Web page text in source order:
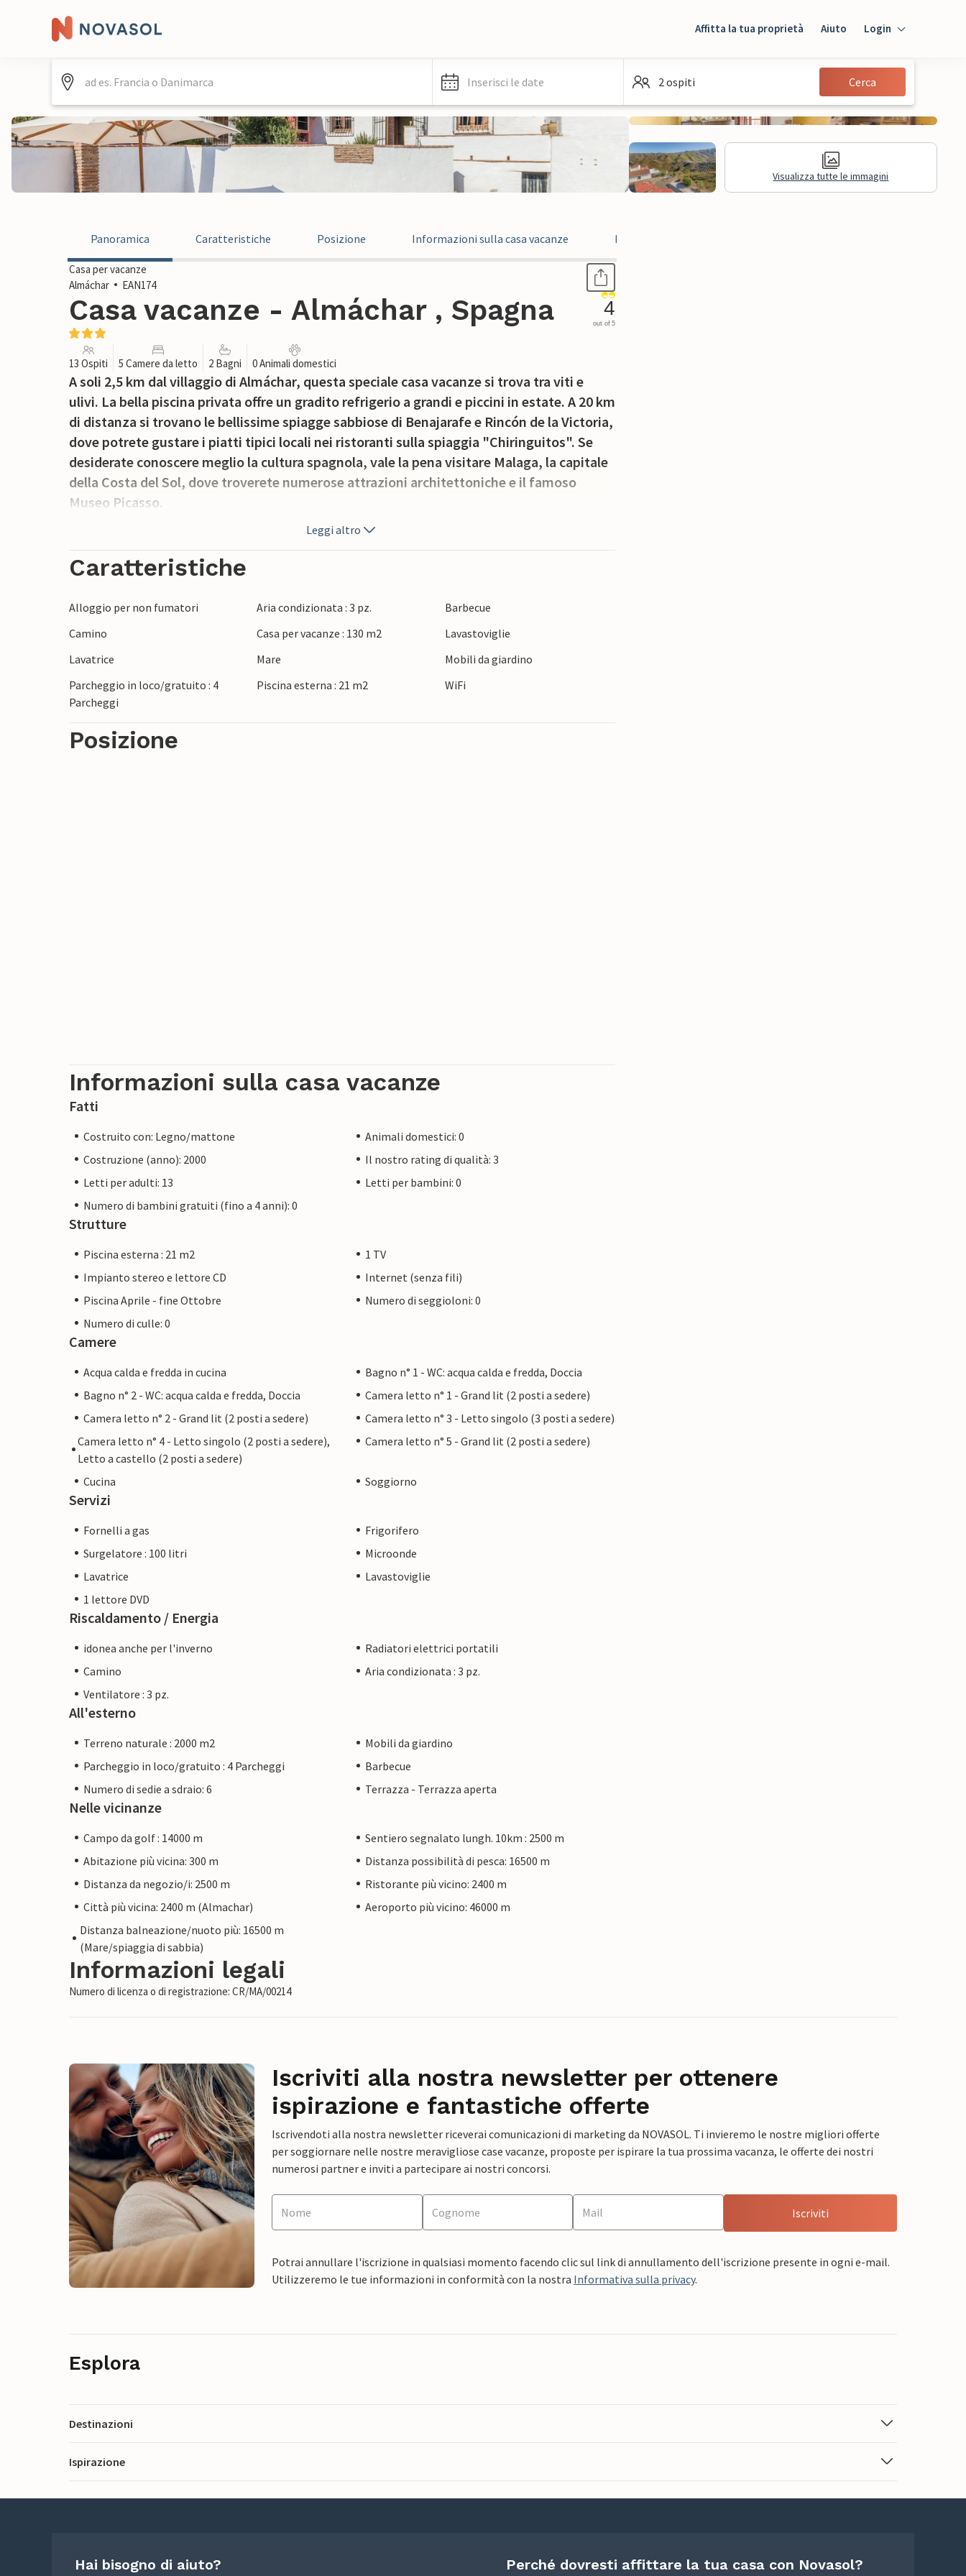
Affitta la tua proprietà Aiuto Login
Ospiti
Inserisci le date 2 ospiti Cerca
Visualizza tutte le immagini
Panoramica Caratteristiche Posizione Informazioni sulla casa vacanze Recensioni
Casa per vacanze
Almáchar
EAN174
Casa vacanze - Almáchar , Spagna 4
out of 5
13 Ospiti 5 Camere da letto 2 Bagni 0 Animali domestici
A soli 2,5 km dal villaggio di Almáchar, questa speciale casa vacanze si trova tra viti e
ulivi. La bella piscina privata offre un gradito refrigerio a grandi e piccini in estate. A 20 km
di distanza si trovano le bellissime spiagge sabbiose di Benajarafe e Rincón de la Victoria,
dove potrete gustare i piatti tipici locali nei ristoranti sulla spiaggia "Chiringuitos". Se
desiderate conoscere meglio la cultura spagnola, vale la pena visitare Malaga, la capitale
della Costa del Sol, dove troverete numerose attrazioni architettoniche e il famoso
Museo Picasso.
Leggi altro
Caratteristiche
Alloggio per non fumatori Aria condizionata : 3 pz.
Barbecue
Camino
Casa per vacanze : 130 m2
Lavastoviglie
Lavatrice
Mare
Mobili da giardino
Parcheggio in loco/gratuito : 4
Parcheggi
Piscina esterna : 21 m2 WiFi
Posizione
Informazioni sulla casa vacanze
Fatti
Costruito con: Legno/mattone
Animali domestici: 0
Costruzione (anno): 2000
Il nostro rating di qualità: 3
Letti per adulti: 13
Letti per bambini: 0
Numero di bambini gratuiti (fino a 4 anni): 0
Strutture
Piscina esterna : 21 m2
1 TV
Impianto stereo e lettore CD
Internet (senza fili)
Piscina Aprile - fine Ottobre
Numero di seggioloni: 0
Numero di culle: 0
Camere
Acqua calda e fredda in cucina
Bagno n° 1 - WC: acqua calda e fredda, Doccia
Bagno n° 2 - WC: acqua calda e fredda, Doccia
Camera letto n° 1 - Grand lit (2 posti a sedere)
Camera letto n° 2 - Grand lit (2 posti a sedere)
Camera letto n° 3 - Letto singolo (3 posti a sedere)
Camera letto n° 4 - Letto singolo (2 posti a sedere),
Letto a castello (2 posti a sedere)
Camera letto n° 5 - Grand lit (2 posti a sedere)
Cucina Soggiorno
Servizi
Fornelli a gas
Frigorifero
Surgelatore : 100 litri
Microonde
Lavatrice
Lavastoviglie
1 lettore DVD
Riscaldamento / Energia
idonea anche per l'inverno
Radiatori elettrici portatili
Camino
Aria condizionata : 3 pz.
Ventilatore : 3 pz.
All'esterno
Terreno naturale : 2000 m2
Mobili da giardino
Parcheggio in loco/gratuito : 4 Parcheggi
Barbecue
Numero di sedie a sdraio: 6
Terrazza - Terrazza aperta
Nelle vicinanze
Campo da golf : 14000 m
Sentiero segnalato lungh. 10km : 2500 m
Abitazione più vicina: 300 m
Distanza possibilità di pesca: 16500 m
Distanza da negozio/i: 2500 m
Ristorante più vicino: 2400 m
Città più vicina: 2400 m (Almachar)
Aeroporto più vicino: 46000 m
Distanza balneazione/nuoto più: 16500 m
(Mare/spiaggia di sabbia)
Informazioni legali
Numero di licenza o di registrazione: CR/MA/00214
Iscriviti alla nostra newsletter per ottenere
ispirazione e fantastiche offerte
Iscrivendoti alla nostra newsletter riceverai comunicazioni di marketing da NOVASOL. Ti invieremo le nostre migliori offerte
per soggiornare nelle nostre meravigliose case vacanze, proposte per ispirare la tua prossima vacanza, le offerte dei nostri
numerosi partner e inviti a partecipare ai nostri concorsi.
Iscriviti
Potrai annullare l'iscrizione in qualsiasi momento facendo clic sul link di annullamento dell'iscrizione presente in ogni e-mail.
Utilizzeremo le tue informazioni in conformità con la nostra Informativa sulla privacy.
Esplora
Destinazioni
Ispirazione
Hai bisogno di aiuto? Perché dovresti affittare la tua casa con Novasol?